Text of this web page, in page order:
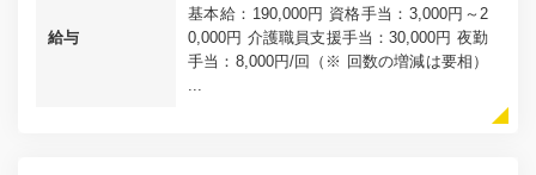
給与
基本給：190,000円 資格手当：3,000円～2
0,000円 介護職員支援手当：30,000円 夜勤
手当：8,000円/回（※ 回数の増減は要相）